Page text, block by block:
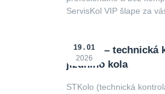
ServisKol VIP šlape za
STKolo – technická
jízdního kola
19
01
2026
STKolo (technická